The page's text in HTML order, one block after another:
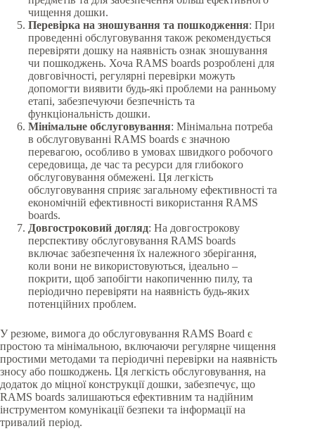
чищення дошки.
Перевірка на зношування та пошкодження: При
проведенні обслуговування також рекомендується
перевіряти дошку на наявність ознак зношування
чи пошкоджень. Хоча RAMS boards розроблені для
довговічності, регулярні перевірки можуть
допомогти виявити будь-які проблеми на ранньому
етапі, забезпечуючи безпечність та
функціональність дошки.
Мінімальне обслуговування: Мінімальна потреба
в обслуговуванні RAMS boards є значною
перевагою, особливо в умовах швидкого робочого
середовища, де час та ресурси для глибокого
обслуговування обмежені. Ця легкість
обслуговування сприяє загальному ефективності та
економічній ефективності використання RAMS
boards.
Довгостроковий догляд: На довгострокову
перспективу обслуговування RAMS boards
включає забезпечення їх належного зберігання,
коли вони не використовуються, ідеально –
покрити, щоб запобігти накопиченню пилу, та
періодично перевіряти на наявність будь-яких
потенційних проблем.
У резюме, вимога до обслуговування RAMS Board є
простою та мінімальною, включаючи регулярне чищення
простими методами та періодичні перевірки на наявність
зносу або пошкоджень. Ця легкість обслуговування, на
додаток до міцної конструкції дошки, забезпечує, що
RAMS boards залишаються ефективним та надійним
інструментом комунікації безпеки та інформації на
тривалий період.